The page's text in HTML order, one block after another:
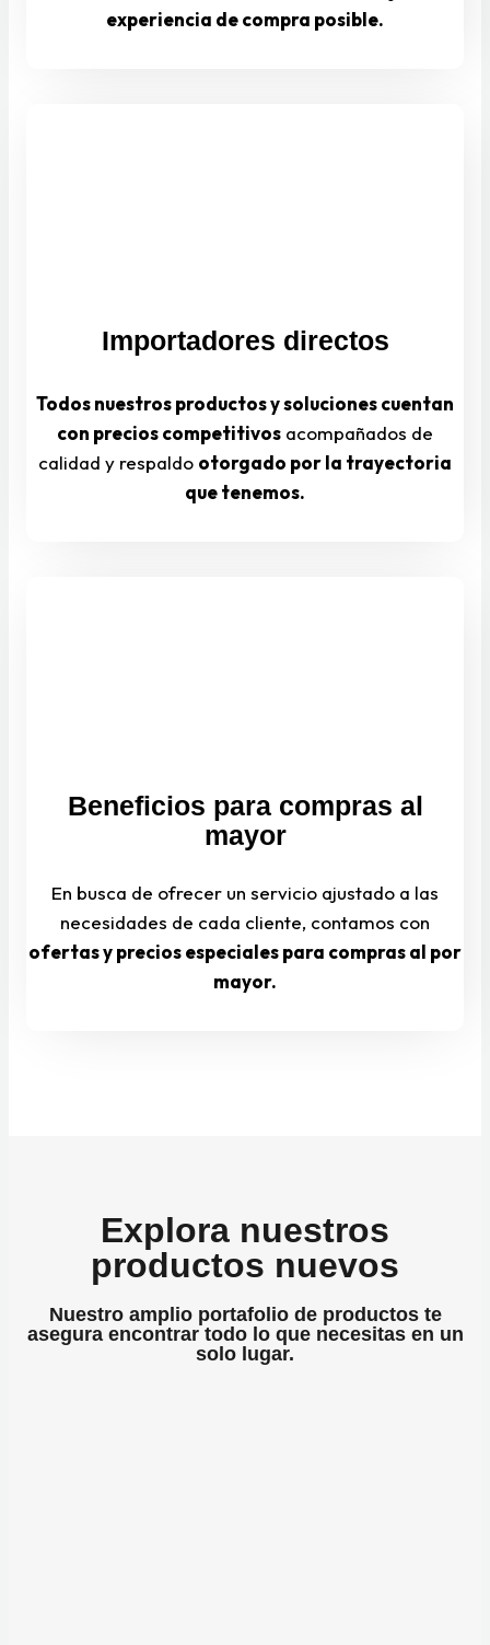
experiencia de compra posible.
Importadores directos
Todos nuestros productos y soluciones cuentan
con precios competitivos acompañados de
calidad y respaldo otorgado por la trayectoria
que tenemos.
Beneficios para compras al
mayor
En busca de ofrecer un servicio ajustado a las
necesidades de cada cliente, contamos con
ofertas y precios especiales para compras al por
mayor.
Explora nuestros
productos nuevos
Nuestro amplio portafolio de productos te
asegura encontrar todo lo que necesitas en un
solo lugar.